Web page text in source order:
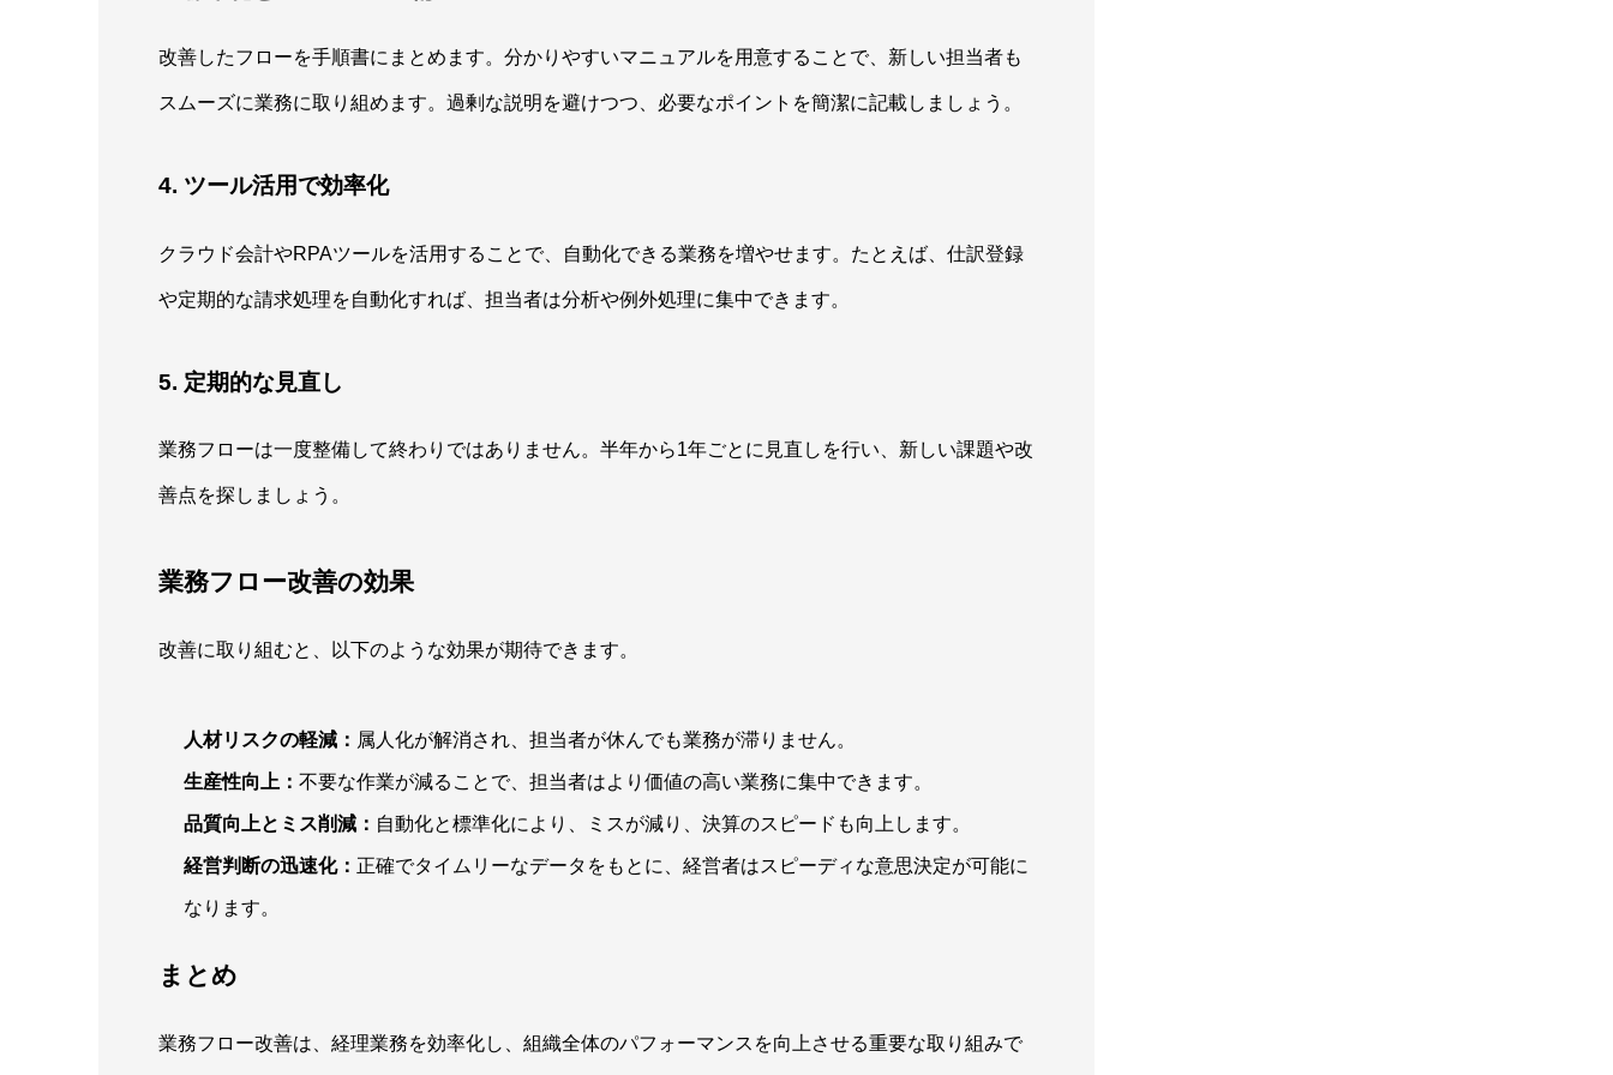
改善したフローを手順書にまとめます。分かりやすいマニュアルを用意することで、新しい担当者も
スムーズに業務に取り組めます。過剰な説明を避けつつ、必要なポイントを簡潔に記載しましょう。
4. ツール活用で効率化
クラウド会計やRPAツールを活用することで、自動化できる業務を増やせます。たとえば、仕訳登録
や定期的な請求処理を自動化すれば、担当者は分析や例外処理に集中できます。
5. 定期的な見直し
業務フローは一度整備して終わりではありません。半年から1年ごとに見直しを行い、新しい課題や改
善点を探しましょう。
業務フロー改善の効果
改善に取り組むと、以下のような効果が期待できます。
人材リスクの軽減： 属人化が解消され、担当者が休んでも業務が滞りません。
生産性向上： 不要な作業が減ることで、担当者はより価値の高い業務に集中できます。
品質向上とミス削減： 自動化と標準化により、ミスが減り、決算のスピードも向上します。
経営判断の迅速化： 正確でタイムリーなデータをもとに、経営者はスピーディな意思決定が可能に
なります。
まとめ
業務フロー改善は、経理業務を効率化し、組織全体のパフォーマンスを向上させる重要な取り組みで